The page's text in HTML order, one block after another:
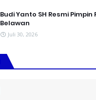
Budi Yanto SH Resmi Pimpin
Belawan
Juli 30, 2026